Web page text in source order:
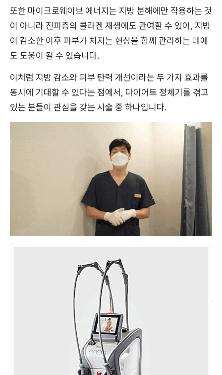
또한 마이크로웨이브 에너지는 지방 분해에만 작용하는 것
이 아니라 진피층의 콜라겐 재생에도 관여할 수 있어, 지방
이 감소한 이후 피부가 처지는 현상을 함께 관리하는 데에
도 도움이 될 수 있습니다.
이처럼 지방 감소와 피부 탄력 개선이라는 두 가지 효과를
동시에 기대할 수 있다는 점에서, 다이어트 정체기를 겪고
있는 분들이 관심을 갖는 시술 중 하나입니다.